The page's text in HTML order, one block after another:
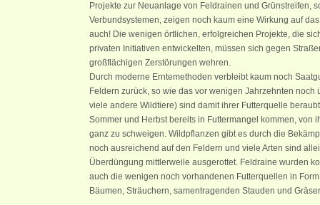
Projekte zur Neuanlage von Feldrainen und Grünstreifen,
Verbundsystemen, zeigen noch kaum eine Wirkung auf
auch! Die wenigen örtlichen, erfolgreichen Projekte, die
privaten Initiativen entwickelten, müssen sich gegen
großflächigen Zerstörungen wehren.
Durch moderne Erntemethoden verbleibt kaum noch
Feldern zurück, so wie das vor wenigen Jahrzehnten noch
viele andere Wildtiere) sind damit ihrer Futterquelle
Sommer und Herbst bereits in Futtermangel kommen, von
ganz zu schweigen. Wildpflanzen gibt es durch die
noch ausreichend auf den Feldern und viele Arten sind
Überdüngung mittlerweile ausgerottet. Feldraine wurden
auch die wenigen noch vorhandenen Futterquellen in
Bäumen, Sträuchern, samentragenden Stauden und